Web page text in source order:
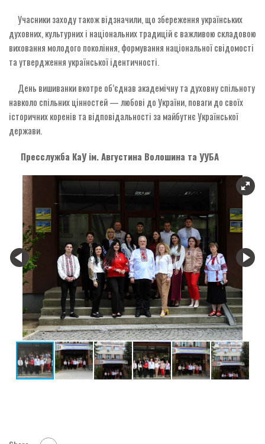
Учасники заходу також відзначили, що збереження українських
духовних, культурних і національних традицій є важливою складовою
виховання молодого покоління, формування національної свідомості
та утвердження української ідентичності.
День вишиванки вкотре об’єднав академічну та духовну спільноту
навколо спільних цінностей — любові до України, поваги до своїх
історичних коренів та відповідальності за майбутнє Української
держави.
Пресслужба КаУ ім. Августина Волошина та УУБА